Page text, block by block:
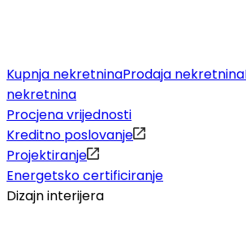
Kupnja nekretninaProdaja nekretnina
nekretnina
Procjena vrijednosti
Kreditno poslovanje
Projektiranje
Energetsko certificiranje
Dizajn interijera